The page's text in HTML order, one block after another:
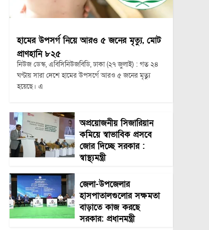
হামের উপসর্গ নিয়ে আরও ৫ জনের মৃত্যু, মোট
প্রাণহানি ৮২৫
নিউজ ডেস্ক, এবিসিনিউজবিডি, ঢাকা (২৭ জুলাই) : গত ২৪
ঘণ্টায় সারা দেশে হামের উপসর্গে আরও ৫ জনের মৃত্যু
হয়েছে। এ
অপ্রয়োজনীয় সিজারিয়ান
কমিয়ে স্বাভাবিক প্রসবে
জোর দিচ্ছে সরকার :
স্বাস্থ্যমন্ত্রী
জেলা-উপজেলার
হাসপাতালগুলোর সক্ষমতা
বাড়াতে কাজ করছে
সরকার: প্রধানমন্ত্রী